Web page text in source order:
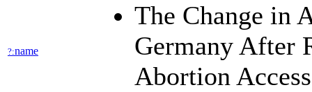
?:name
The Change in
Germany After
Abortion